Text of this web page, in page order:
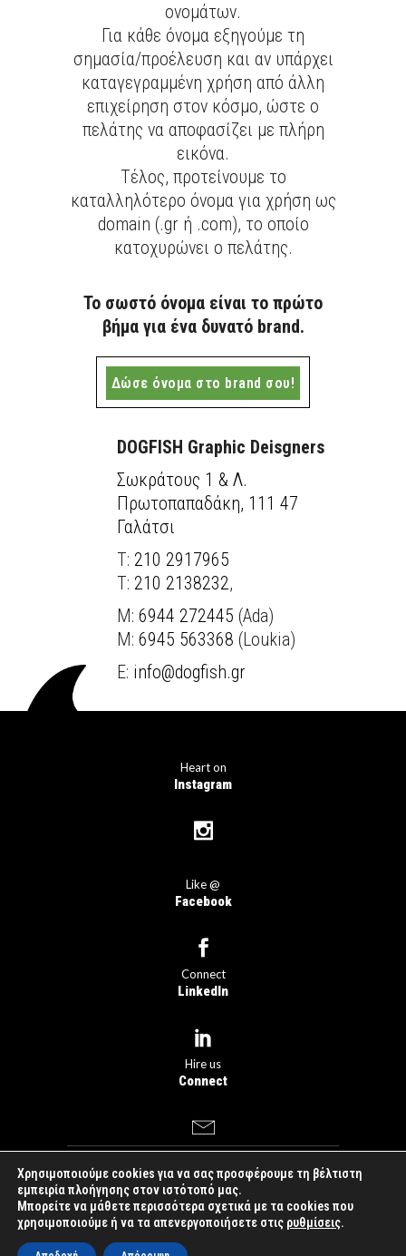
ονομάτων.
Για κάθε όνομα εξηγούμε τη
σημασία/προέλευση και αν υπάρχει
καταγεγραμμένη χρήση από άλλη
επιχείρηση στον κόσμο, ώστε ο
πελάτης να αποφασίζει με πλήρη
εικόνα.
Τέλος, προτείνουμε το
καταλληλότερο όνομα για χρήση ως
domain (.gr ή .com), το οποίο
κατοχυρώνει ο πελάτης.
Το σωστό όνομα είναι το πρώτο
βήμα για ένα δυνατό brand.
Δώσε όνομα στο brand σου!
DOGFISH Graphic Deisgners
Σωκράτους 1 & Λ.
Πρωτοπαπαδάκη, 111 47
Γαλάτσι
Τ: 210 2917965
T: 210 2138232,
M: 6944 272445 (Ada)
M: 6945 563368 (Loukia)
E: info@dogfish.gr
Heart on
Instagram
Like @
Facebook
Connect
LinkedIn
Hire us
Connect
dogfishsomething
you love™| Created by
Just Online
Χρησιμοποιούμε cookies για να σας προσφέρουμε τη βέλτιστη
εμπειρία πλοήγησης στον ιστότοπό μας.
Μπορείτε να μάθετε περισσότερα σχετικά με τα cookies που
χρησιμοποιούμε ή να τα απενεργοποιήσετε στις ρυθμίσεις.